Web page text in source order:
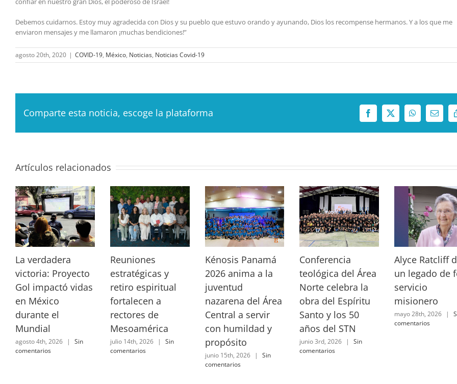
Debemos cuidarnos. Estoy muy agradecida con Dios y su pueblo que estuvo orando y ayunando, Dios los recompense hermanos. Y a los que me
enviaron mensajes y me llamaron ¡muchas bendiciones!”
agosto 20th, 2020 | COVID-19, México, Noticias, Noticias Covid-19
Comparte esta noticia, escoge la plataforma Facebook
X WhatsAppCorreo
Artículos relacionados
La verdadera
victoria: Proyecto
Gol impactó vidas
en México
durante el
Mundial
agosto 4th, 2026 |
Sin
comentarios
Reuniones
estratégicas y
retiro espiritual
fortalecen a
rectores de
Mesoamérica
julio 14th, 2026 |
Sin
comentarios
Kénosis Panamá
2026 anima a la
juventud
nazarena del Área
Central a servir
con humildad y
propósito
junio 15th, 2026 |
Sin
comentarios
Conferencia
teológica del Área
Norte celebra la
obra del Espíritu
Santo y los 50
años del STN
junio 3rd, 2026 |
Sin
comentarios
Alyce Ratcliff
un legado de
servicio
misionero
mayo 28th, 2026 |
comentarios